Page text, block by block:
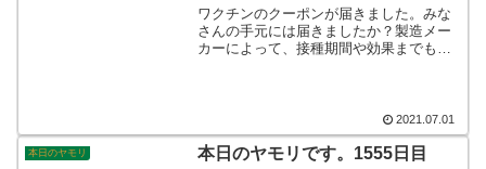
ワクチンのクーポンが届きました。みな
さんの手元には届きましたか？製造メー
カーによって、接種期間や効果までもが
こんなで、本日のヤモリです。 2021.07.01
本日のヤモリ 本日のヤモリです。1555日目